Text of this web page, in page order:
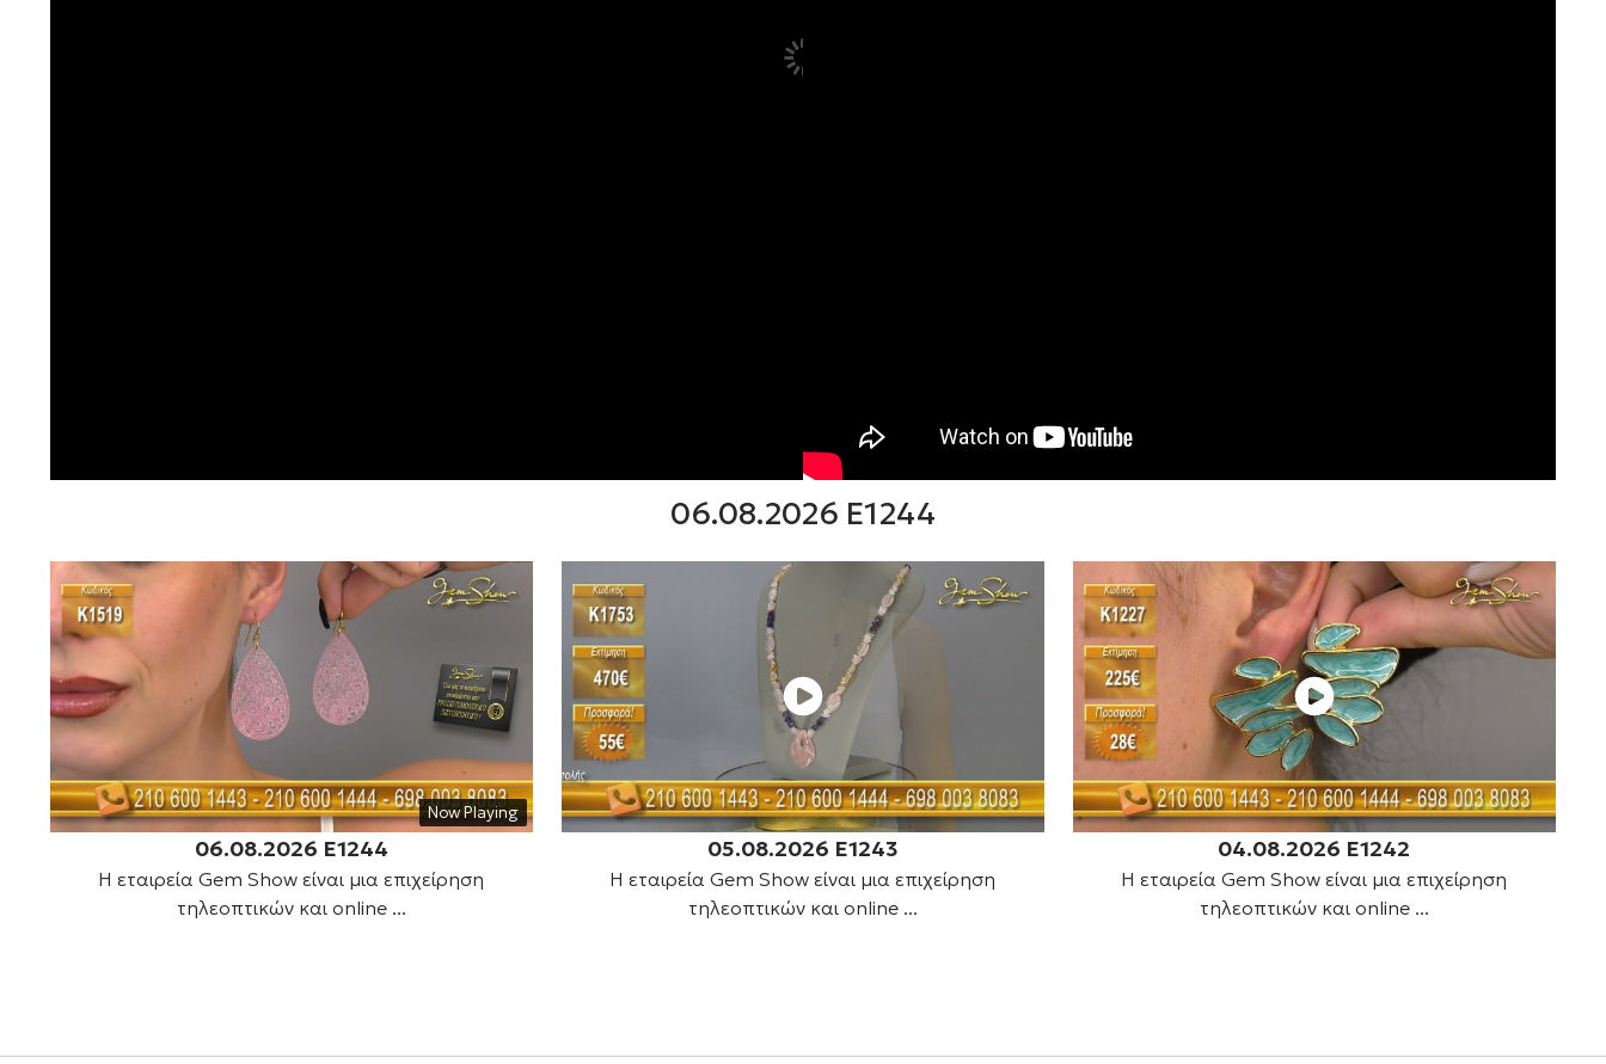
06.08.2026 E1244
Now Playing
06.08.2026 E1244
Η εταιρεία Gem Show είναι μια επιχείρηση
τηλεοπτικών και online ...
05.08.2026 E1243
Η εταιρεία Gem Show είναι μια επιχείρηση
τηλεοπτικών και online ...
04.08.2026 E1242
Η εταιρεία Gem Show είναι μια επιχείρηση
τηλεοπτικών και online ...